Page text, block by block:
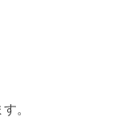
。